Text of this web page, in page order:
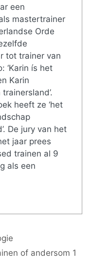
een
mastertrainer
Orde
tot trainer van
‘Karin ís het
Karin
heeft ze ‘het
De jury van het
jaar prees
trainen al 9
als een
of andersom 1